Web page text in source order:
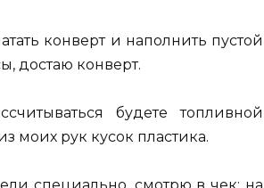
конверт и наполнить пустой
достаю конверт.
будете топливной
моих рук кусок пластика.